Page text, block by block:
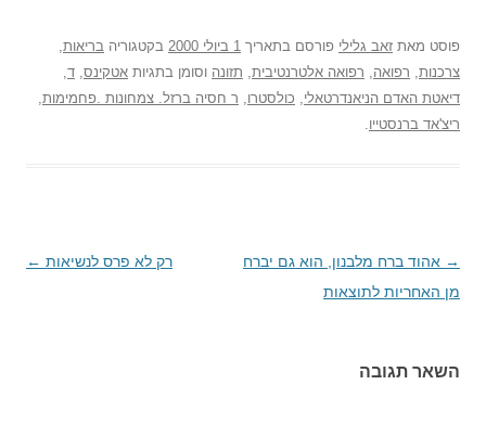
פוסט מאת זאב גלילי פורסם בתאריך 1 ביולי 2000 בקטגוריה בריאות,
צרכנות, רפואה, רפואה אלטרנטיבית, תזונה וסומן בתגיות אטקינס, ד,
דיאטת האדם הניאנדרטאלי, כולסטרו, ר חסיה ברזל. צמחונות .פחמימות,
ריצ'אד ברנסטייו.
ניווט
בפוסטים
→ אהוד ברח מלבנון, הוא גם יברח
מן האחריות לתוצאות
רק לא פרס לנשיאות ←
השאר תגובה